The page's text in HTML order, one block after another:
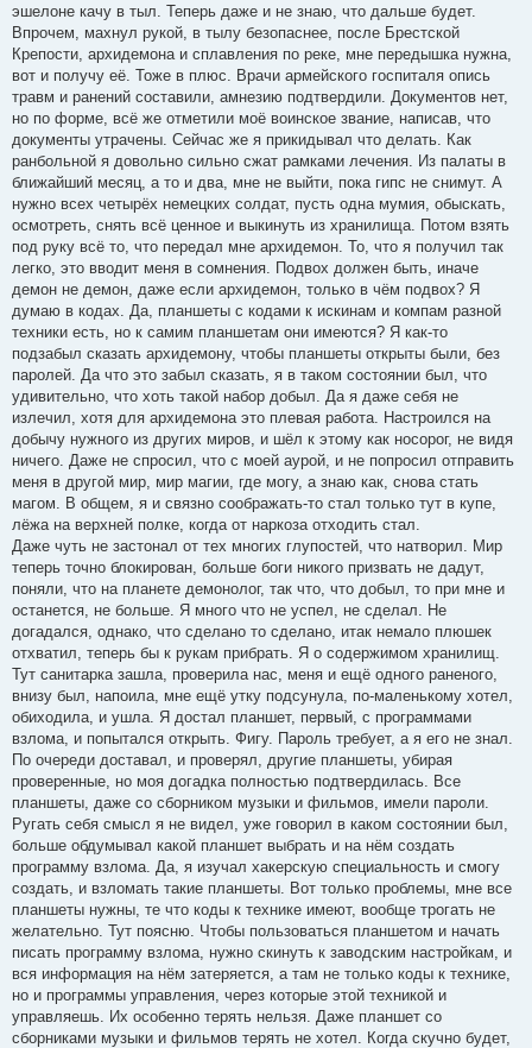
эшелоне качу в тыл. Теперь даже и не знаю, что дальше будет.
Впрочем, махнул рукой, в тылу безопаснее, после Брестской
Крепости, архидемона и сплавления по реке, мне передышка нужна,
вот и получу её. Тоже в плюс. Врачи армейского госпиталя опись
травм и ранений составили, амнезию подтвердили. Документов нет,
но по форме, всё же отметили моё воинское звание, написав, что
документы утрачены. Сейчас же я прикидывал что делать. Как
ранбольной я довольно сильно сжат рамками лечения. Из палаты в
ближайший месяц, а то и два, мне не выйти, пока гипс не снимут. А
нужно всех четырёх немецких солдат, пусть одна мумия, обыскать,
осмотреть, снять всё ценное и выкинуть из хранилища. Потом взять
под руку всё то, что передал мне архидемон. То, что я получил так
легко, это вводит меня в сомнения. Подвох должен быть, иначе
демон не демон, даже если архидемон, только в чём подвох? Я
думаю в кодах. Да, планшеты с кодами к искинам и компам разной
техники есть, но к самим планшетам они имеются? Я как-то
подзабыл сказать архидемону, чтобы планшеты открыты были, без
паролей. Да что это забыл сказать, я в таком состоянии был, что
удивительно, что хоть такой набор добыл. Да я даже себя не
излечил, хотя для архидемона это плевая работа. Настроился на
добычу нужного из других миров, и шёл к этому как носорог, не видя
ничего. Даже не спросил, что с моей аурой, и не попросил отправить
меня в другой мир, мир магии, где могу, а знаю как, снова стать
магом. В общем, я и связно соображать-то стал только тут в купе,
лёжа на верхней полке, когда от наркоза отходить стал.
Даже чуть не застонал от тех многих глупостей, что натворил. Мир
теперь точно блокирован, больше боги никого призвать не дадут,
поняли, что на планете демонолог, так что, что добыл, то при мне и
останется, не больше. Я много что не успел, не сделал. Не
догадался, однако, что сделано то сделано, итак немало плюшек
отхватил, теперь бы к рукам прибрать. Я о содержимом хранилищ.
Тут санитарка зашла, проверила нас, меня и ещё одного раненого,
внизу был, напоила, мне ещё утку подсунула, по-маленькому хотел,
обиходила, и ушла. Я достал планшет, первый, с программами
взлома, и попытался открыть. Фигу. Пароль требует, а я его не знал.
По очереди доставал, и проверял, другие планшеты, убирая
проверенные, но моя догадка полностью подтвердилась. Все
планшеты, даже со сборником музыки и фильмов, имели пароли.
Ругать себя смысл я не видел, уже говорил в каком состоянии был,
больше обдумывал какой планшет выбрать и на нём создать
программу взлома. Да, я изучал хакерскую специальность и смогу
создать, и взломать такие планшеты. Вот только проблемы, мне все
планшеты нужны, те что коды к технике имеют, вообще трогать не
желательно. Тут поясню. Чтобы пользоваться планшетом и начать
писать программу взлома, нужно скинуть к заводским настройкам, и
вся информация на нём затеряется, а там не только коды к технике,
но и программы управления, через которые этой техникой и
управляешь. Их особенно терять нельзя. Даже планшет со
сборниками музыки и фильмов терять не хотел. Когда скучно будет,